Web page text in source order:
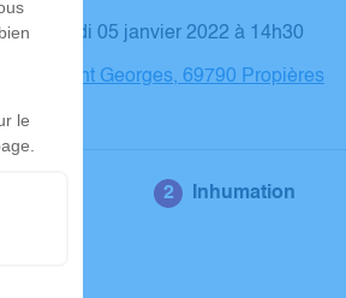
Le mercredi 05 janvier 2022 à 14h30
Église Saint Georges, 69790 Propières
Inhumation